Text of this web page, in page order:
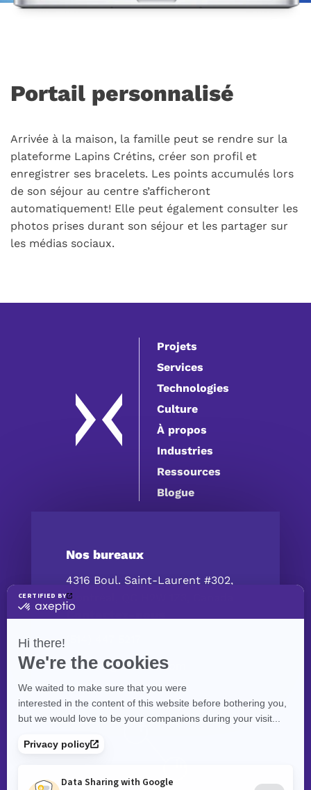
Portail personnalisé
Arrivée à la maison, la famille peut se rendre sur la
plateforme Lapins Crétins, créer son profil et
enregistrer ses bracelets. Les points accumulés lors
de son séjour au centre s’afficheront
automatiquement! Elle peut également consulter les
photos prises durant son séjour et les partager sur
les médias sociaux.
Projets
Services
Technologies
Culture
À propos
Industries
Ressources
Blogue
Nos bureaux
4316 Boul. Saint-Laurent #302,
Montréal, QC H2W 1Z3, Canada
Contactez-nous
contact@exolnet.com